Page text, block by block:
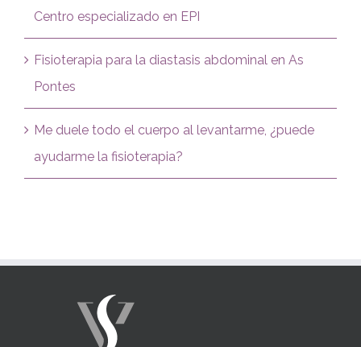
Centro especializado en EPI
Fisioterapia para la diastasis abdominal en As
Pontes
Me duele todo el cuerpo al levantarme, ¿puede
ayudarme la fisioterapia?